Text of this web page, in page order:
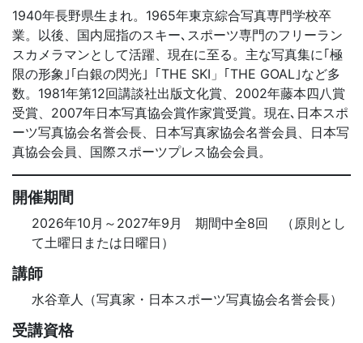
1940年長野県生まれ。1965年東京綜合写真専門学校卒
業。以後、国内屈指のスキー､スポーツ専門のフリーラン
スカメラマンとして活躍、現在に至る。主な写真集に｢極
限の形象｣｢白銀の閃光｣「THE SKI」｢THE GOAL｣など多
数。1981年第12回講談社出版文化賞、2002年藤本四八賞
受賞、2007年日本写真協会賞作家賞受賞。現在､日本スポ
ーツ写真協会名誉会長、日本写真家協会名誉会員、日本写
真協会会員、国際スポーツプレス協会会員。
開催期間
2026年10月～2027年9月 期間中全8回 （原則とし
て土曜日または日曜日）
講師
水谷章人（写真家・日本スポーツ写真協会名誉会長）
受講資格